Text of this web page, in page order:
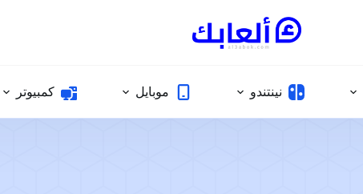
نينتندو موبايل كمبيوتر